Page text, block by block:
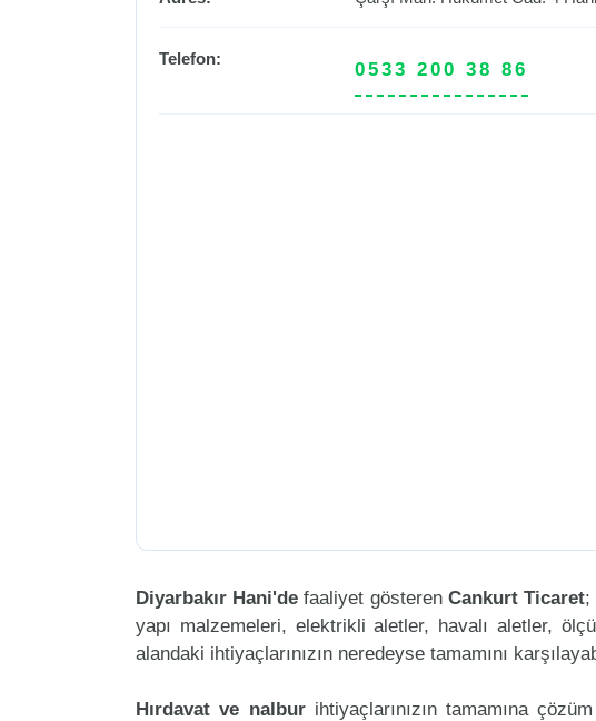
Telefon:
0533 200 38 86
Diyarbakır Hani'de faaliyet gösteren Cankurt Ticaret;
yapı malzemeleri, elektrikli aletler, havalı aletler,
alandaki ihtiyaçlarınızın neredeyse tamamını
Hırdavat ve nalburihtiyaçlarınızın tamamına